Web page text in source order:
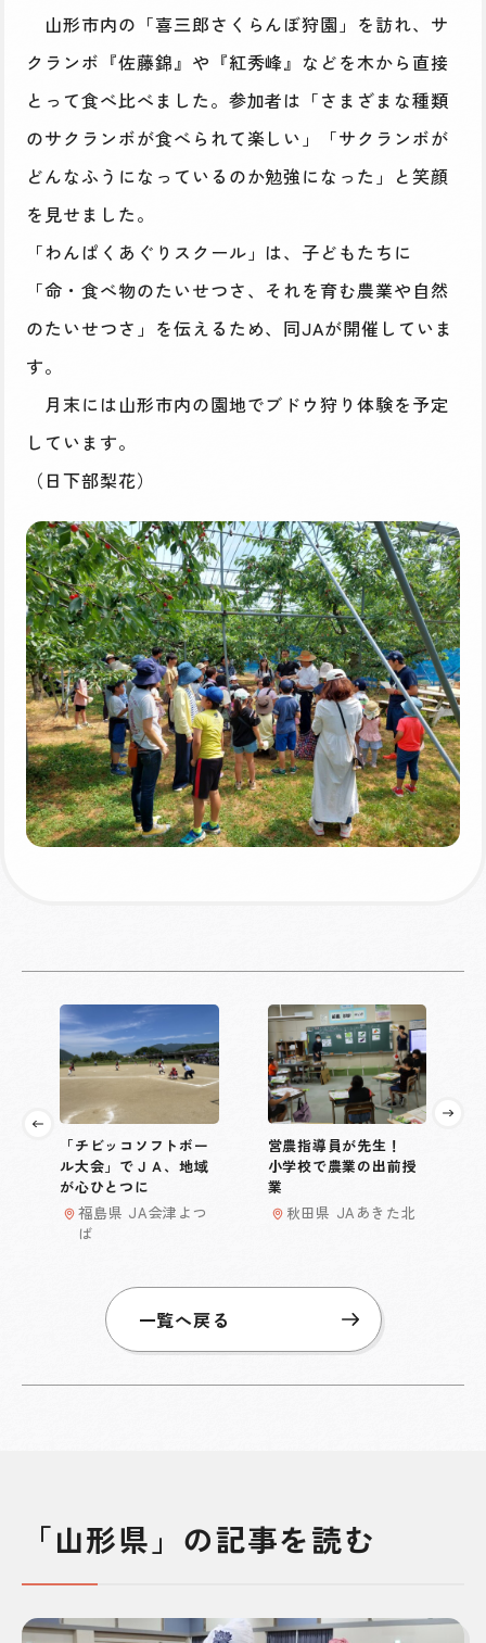
山形市内の「喜三郎さくらんぼ狩園」を訪れ、サ
クランボ『佐藤錦』や『紅秀峰』などを木から直接
とって食べ比べました。参加者は「さまざまな種類
のサクランボが食べられて楽しい」「サクランボが
どんなふうになっているのか勉強になった」と笑顔
を見せました。
「わんぱくあぐりスクール」は、子どもたちに
「命・食べ物のたいせつさ、それを育む農業や自然
のたいせつさ」を伝えるため、同JAが開催していま
す。
月末には山形市内の園地でブドウ狩り体験を予定
しています。
（日下部梨花）
「チビッコソフトボー
ル大会」でＪＡ、地域
が心ひとつに
福島県 JA会津よつ
ば
営農指導員が先生！
小学校で農業の出前授
業
秋田県 JAあきた北
一覧へ戻る
「山形県」の記事を読む